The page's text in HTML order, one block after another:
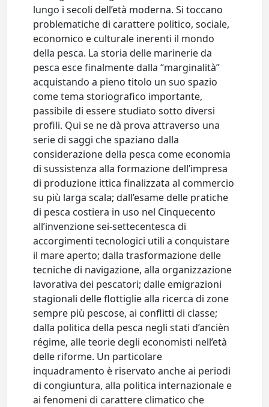
lungo i secoli dell’età moderna. Si toccano
problematiche di carattere politico, sociale,
economico e culturale inerenti il mondo
della pesca. La storia delle marinerie da
pesca esce finalmente dalla “marginalità”
acquistando a pieno titolo un suo spazio
come tema storiografico importante,
passibile di essere studiato sotto diversi
profili. Qui se ne dà prova attraverso una
serie di saggi che spaziano dalla
considerazione della pesca come economia
di sussistenza alla formazione dell’impresa
di produzione ittica finalizzata al commercio
su più larga scala; dall’esame delle pratiche
di pesca costiera in uso nel Cinquecento
all’invenzione sei-settecentesca di
accorgimenti tecnologici utili a conquistare
il mare aperto; dalla trasformazione delle
tecniche di navigazione, alla organizzazione
lavorativa dei pescatori; dalle emigrazioni
stagionali delle flottiglie alla ricerca di zone
sempre più pescose, ai conflitti di classe;
dalla politica della pesca negli stati d’ancièn
régime, alle teorie degli economisti nell’età
delle riforme. Un particolare
inquadramento è riservato anche ai periodi
di congiuntura, alla politica internazionale e
ai fenomeni di carattere climatico che